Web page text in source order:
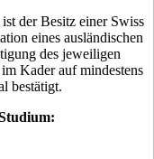
der Besitz einer Swiss
eines ausländischen
des jeweiligen
Kader auf mindestens
bestätigt.